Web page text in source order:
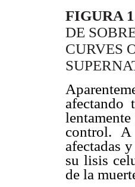
FIGURA
DE
CURVES
afectando
control. A
afectadas
su lisis
de la